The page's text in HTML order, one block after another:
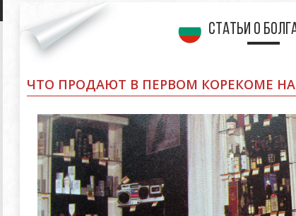
Статьи о
ЧТО ПРОДАЮТ В ПЕРВОМ КОРЕКОМЕ